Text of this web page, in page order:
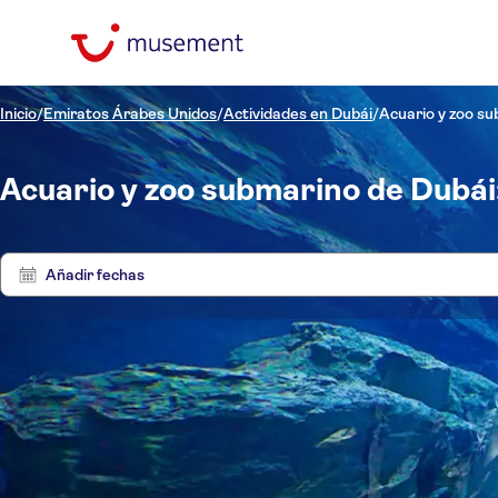
Inicio/Emiratos Árabes Unidos/Actividades en Dubái/Acuario y zoo
Acuario y zoo submarino de
Añadir fechas
Precio (por adulto)
€
Hotel pickup
NO-PICKUP
Tipo de entrada
Cancelación gratuita
Confirmación al momento
Categorías
Atracciones y visitas
Idiomas de la actividad